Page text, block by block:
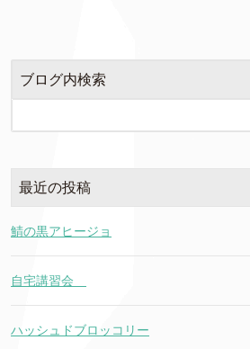
ブログ内検索
最近の投稿
鯖の黒アヒージョ
自宅講習会
ハッシュドブロッコリー